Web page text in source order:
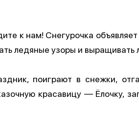
к нам! Снегурочка
ледяные узоры и выращивать
поиграют в снежки,
красавицу — Ёлочку,